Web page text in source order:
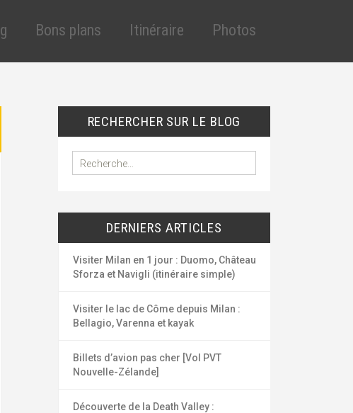
Bons plans
Réduction assurance
Toutes les réductions
Hygiène et santé
Itinéraire Photos
RECHERCHER SUR LE BLOG
e
e
c
h
e
:
DERNIERS ARTICLES
Visiter Milan en 1 jour : Duomo, Château
Sforza et Navigli (itinéraire simple)
Visiter le lac de Côme depuis Milan :
Bellagio, Varenna et kayak
Billets d’avion pas cher [Vol PVT
Nouvelle-Zélande]
Découverte de la Death Valley :